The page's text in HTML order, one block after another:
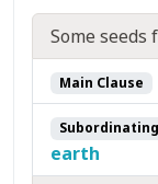
Some seeds
Main Clause
earth